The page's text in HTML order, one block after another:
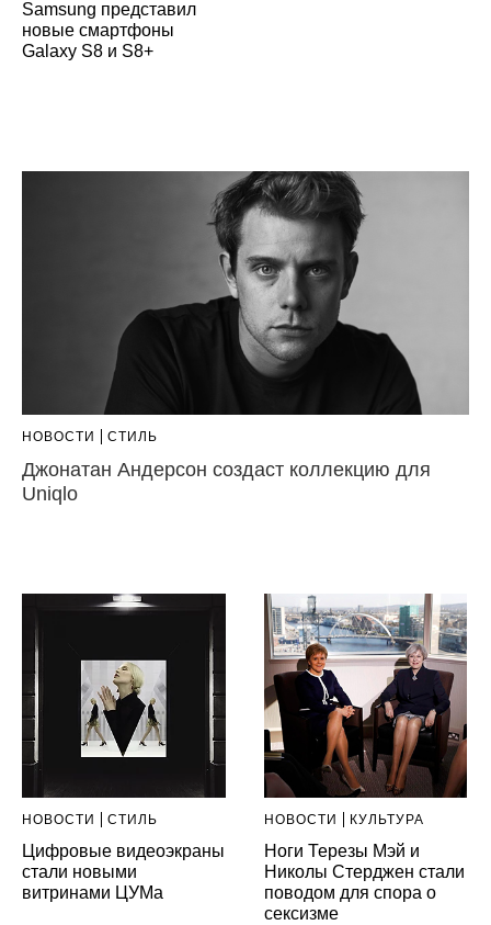
Samsung представил
новые смартфоны
Galaxy S8 и S8+
НОВОСТИ СТИЛЬ
Джонатан Андерсон создаст коллекцию для
Uniqlo
НОВОСТИ СТИЛЬ
Цифровые видеоэкраны
стали новыми
витринами ЦУМа
НОВОСТИ КУЛЬТУРА
Ноги Терезы Мэй и
Николы Стерджен стали
поводом для спора о
сексизме